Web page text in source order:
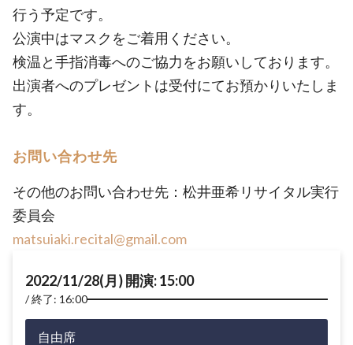
行う予定です。
公演中はマスクをご着用ください。
検温と手指消毒へのご協力をお願いしております。
出演者へのプレゼントは受付にてお預かりいたしま
す。
お問い合わせ先
その他のお問い合わせ先：松井亜希リサイタル実行
委員会
matsuiaki.recital@gmail.com
2022/11/28(月) 開演: 15:00
終了: 16:00
自由席